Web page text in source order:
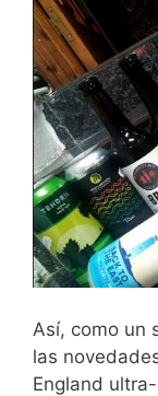
Así, como un
las
England